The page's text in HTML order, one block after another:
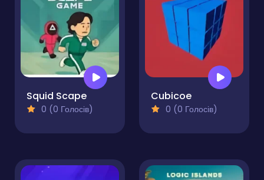
Squid Scape
0 (0 Голосів)
Cubicoe
0 (0 Голосів)